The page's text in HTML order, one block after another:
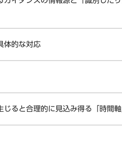
体的な対応
ると合理的に見込み得る「時間